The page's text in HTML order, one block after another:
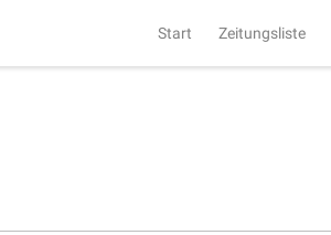
Start Zeitungsliste